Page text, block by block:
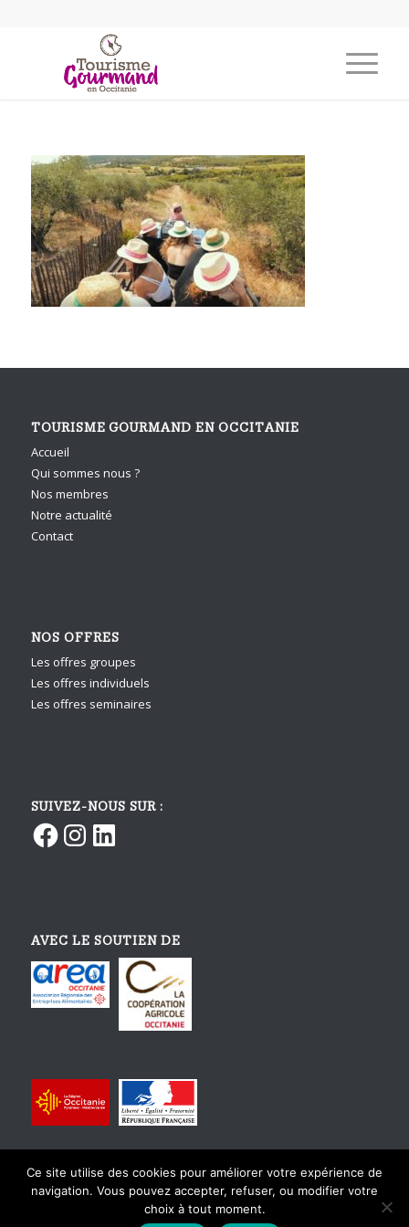
TOURISME GOURMAND EN OCCITANIE
Accueil
Qui sommes nous ?
Nos membres
Notre actualité
Contact
NOS OFFRES
Les offres groupes
Les offres individuels
Les offres seminaires
SUIVEZ-NOUS SUR :
FacebookInstagram
LinkedIn
AVEC LE SOUTIEN DE
© Copyright - Tourisme Gourmand En Occitanie - Design et intégration
Ce site utilise des cookies pour améliorer votre expérience de
navigation. Vous pouvez accepter, refuser, ou modifier votre
choix à tout moment.